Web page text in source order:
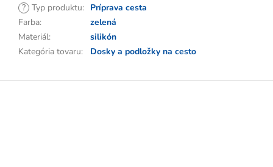
? Typ produktu: Príprava cesta
Farba:
zelená
Materiál:
silikón
Kategória tovaru: Dosky a podložky na cesto
Z